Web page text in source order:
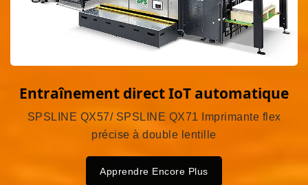
Entraînement direct IoT automatique
SPSLINE QX57/ SPSLINE QX71 Imprimante flex
précise à double lentille
Apprendre Encore Plus